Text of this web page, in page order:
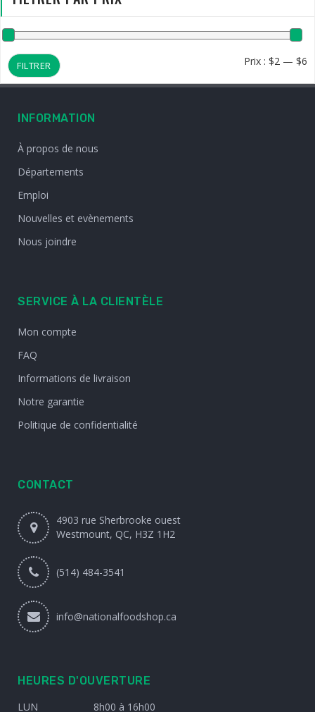
FILTRER Prix : $2 — $6
INFORMATION
À propos de nous
Départements
Emploi
Nouvelles et evènements
Nous joindre
SERVICE À LA CLIENTÈLE
Mon compte
FAQ
Informations de livraison
Notre garantie
Politique de confidentialité
CONTACT
4903 rue Sherbrooke ouest
Westmount, QC, H3Z 1H2
(514) 484-3541
info@nationalfoodshop.ca
HEURES D'OUVERTURE
LUN
8h00 à 16h00